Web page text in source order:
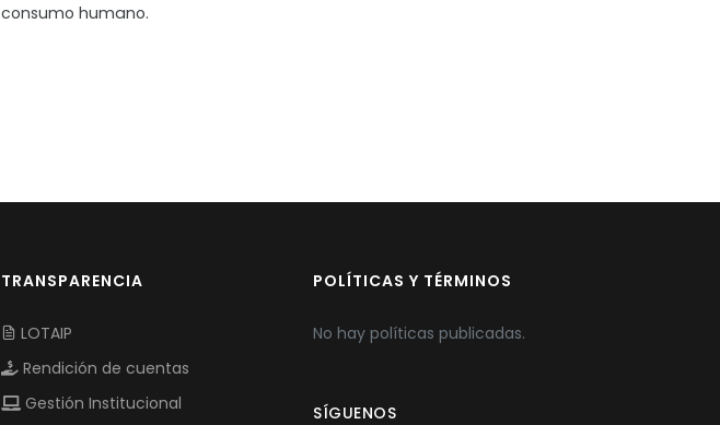
consumo humano.
TRANSPARENCIA
LOTAIP
Rendición de cuentas
Gestión Institucional
POLÍTICAS Y TÉRMINOS
No hay políticas publicadas.
SÍGUENOS